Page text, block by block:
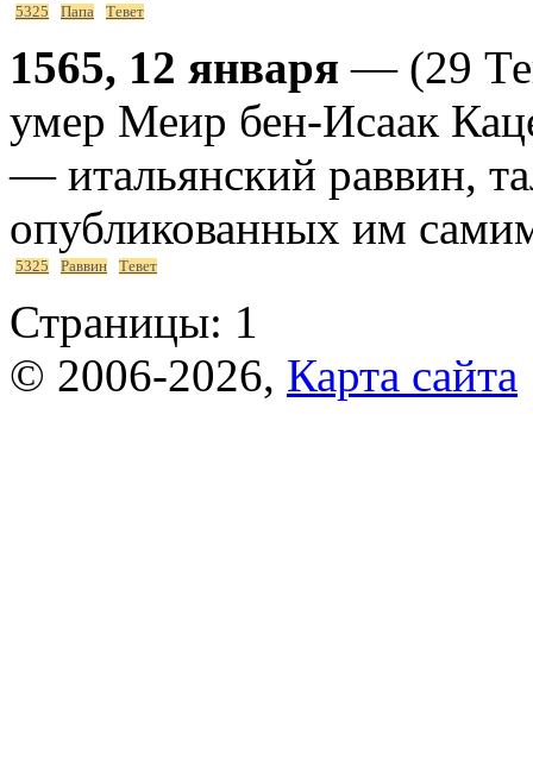
5325 Папа Тевет
1565, 12 января — (29
умер Меир бен-Исаак
— итальянский раввин,
опубликованных им
5325 Раввин Тевет
Страницы: 1
© 2006-2026, Карта сайта